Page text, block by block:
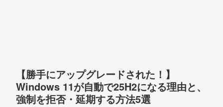
【勝手にアップグレードされた！】
Windows 11が自動で25H2になる理由と、
強制を拒否・延期する方法5選